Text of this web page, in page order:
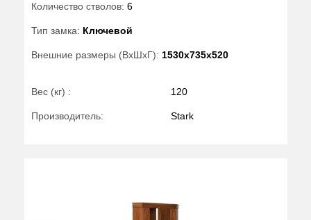
Количество стволов: 6
Тип замка: Ключевой
Внешние размеры (ВхШхГ): 1530x735x520
Вес (кг) : 120
Производитель: Stark